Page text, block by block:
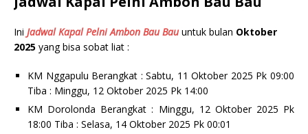
Ini Jadwal Kapal Pelni Ambon Bau Bau untuk bulan Oktober
2025 yang bisa sobat liat :
KM Nggapulu Berangkat : Sabtu, 11 Oktober 2025 Pk 09:00
Tiba : Minggu, 12 Oktober 2025 Pk 14:00
KM Dorolonda Berangkat : Minggu, 12 Oktober 2025 Pk
18:00 Tiba : Selasa, 14 Oktober 2025 Pk 00:01